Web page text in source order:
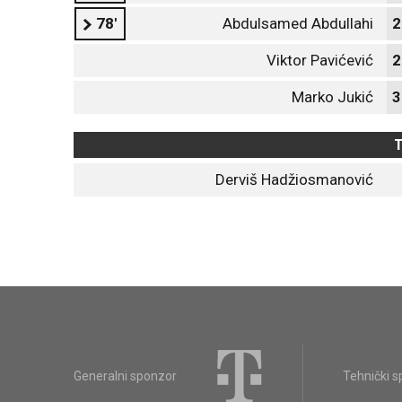
78' Abdulsamed Abdullahi
Viktor Pavićević
Marko Jukić
Derviš Hadžiosmanović
Generalni sponzor Tehnički